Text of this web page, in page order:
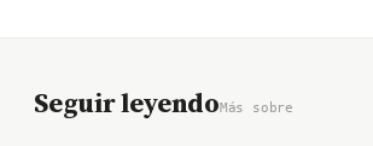
Seguir leyendoMás sobre